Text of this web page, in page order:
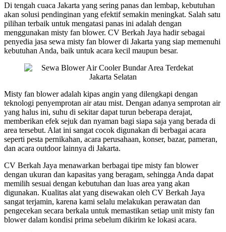
Di tengah cuaca Jakarta yang sering panas dan lembap, kebutuhan
akan solusi pendinginan yang efektif semakin meningkat. Salah satu
pilihan terbaik untuk mengatasi panas ini adalah dengan
menggunakan misty fan blower. CV Berkah Jaya hadir sebagai
penyedia jasa sewa misty fan blower di Jakarta yang siap memenuhi
kebutuhan Anda, baik untuk acara kecil maupun besar.
Misty fan blower adalah kipas angin yang dilengkapi dengan
teknologi penyemprotan air atau mist. Dengan adanya semprotan air
yang halus ini, suhu di sekitar dapat turun beberapa derajat,
memberikan efek sejuk dan nyaman bagi siapa saja yang berada di
area tersebut. Alat ini sangat cocok digunakan di berbagai acara
seperti pesta pernikahan, acara perusahaan, konser, bazar, pameran,
dan acara outdoor lainnya di Jakarta.
CV Berkah Jaya menawarkan berbagai tipe misty fan blower
dengan ukuran dan kapasitas yang beragam, sehingga Anda dapat
memilih sesuai dengan kebutuhan dan luas area yang akan
digunakan. Kualitas alat yang disewakan oleh CV Berkah Jaya
sangat terjamin, karena kami selalu melakukan perawatan dan
pengecekan secara berkala untuk memastikan setiap unit misty fan
blower dalam kondisi prima sebelum dikirim ke lokasi acara.